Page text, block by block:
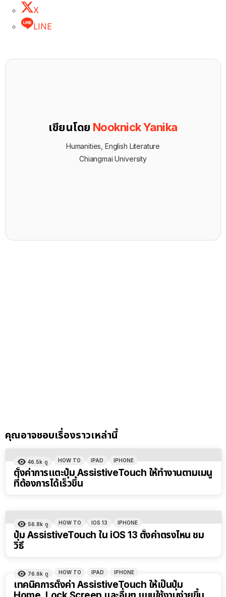
X
LINE
เขียนโดย Nooknick Yanika
Humanities, English Literature
Chiangmai University
คุณอาจชอบเรื่องราวเหล่านี้
46.5k ดู HOW TO IPAD IPHONE
ตั้งค่าการแตะปุ่ม AssistiveTouch ให้ทำงานตามเมนู
ที่ต้องการได้เร็วขึ้น
56.8k ดู HOW TO IOS 13 IPHONE
ปุ่ม AssistiveTouch ใน iOS 13 ตั้งค่าตรงไหน ชม
วิธี
76.6k ดู HOW TO IPAD IPHONE
เทคนิคการตั้งค่า AssistiveTouch ให้เป็นปุ่ม